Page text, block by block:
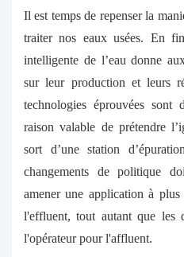
Il est temps de repenser la
traiter nos eaux usées. En
intelligente de l’eau donne
sur leur production et leurs
technologies éprouvées
raison valable de prétendre
sort d’une station
changements de politique
amener une application à
l'effluent, tout autant que les
l'opérateur pour l'affluent.